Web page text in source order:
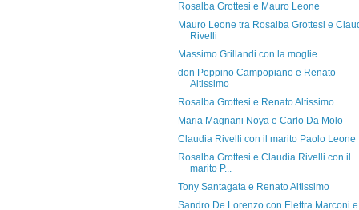
Rosalba Grottesi e Mauro Leone
Mauro Leone tra Rosalba Grottesi e
Rivelli
Massimo Grillandi con la moglie
don Peppino Campopiano e Renato
Altissimo
Rosalba Grottesi e Renato Altissimo
Maria Magnani Noya e Carlo Da Molo
Claudia Rivelli con il marito Paolo Leone
Rosalba Grottesi e Claudia Rivelli con il
marito P...
Tony Santagata e Renato Altissimo
Sandro De Lorenzo con Elettra Marconi e